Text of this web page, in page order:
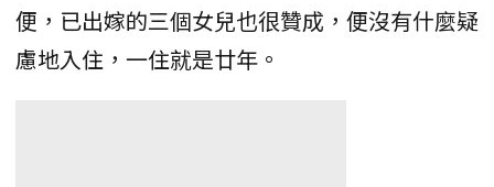
便，已出嫁的三個女兒也很贊成，便沒有什麼疑
慮地入住，一住就是廿年。